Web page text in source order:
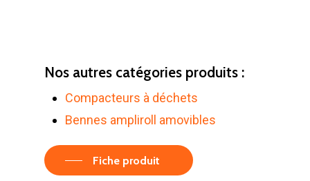
Nos autres catégories produits :
Compacteurs à déchets
Bennes ampliroll amovibles
Fiche produit